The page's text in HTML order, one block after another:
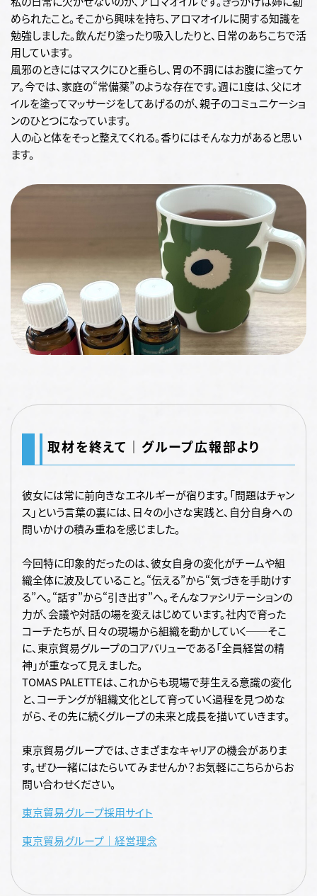
められたこと。そこから興味を持ち、アロマオイルに関する知識を
勉強しました。飲んだり塗ったり吸入したりと、日常のあちこちで活
用しています。
風邪のときにはマスクにひと垂らし、胃の不調にはお腹に塗ってケ
ア。今では、家庭の“常備薬”のような存在です。週に1度は、父にオ
イルを塗ってマッサージをしてあげるのが、親子のコミュニケーショ
ンのひとつになっています。
人の心と体をそっと整えてくれる。香りにはそんな力があると思い
ます。
取材を終えて｜グループ広報部より
彼女には常に前向きなエネルギーが宿ります。「問題はチャン
ス」という言葉の裏には、日々の小さな実践と、自分自身への
問いかけの積み重ねを感じました。
今回特に印象的だったのは、彼女自身の変化がチームや組
織全体に波及していること。“伝える”から“気づきを手助けす
る”へ。“話す”から“引き出す”へ。そんなファシリテーションの
力が、会議や対話の場を変えはじめています。社内で育った
コーチたちが、日々の現場から組織を動かしていく──そこ
に、東京貿易グループのコアバリューである「全員経営の精
神」が重なって見えました。
TOMAS PALETTEは、これからも現場で芽生える意識の変化
と、コーチングが組織文化として育っていく過程を見つめな
がら、その先に続くグループの未来と成長を描いていきます。
東京貿易グループでは、さまざまなキャリアの機会がありま
す。ぜひ一緒にはたらいてみませんか？お気軽にこちらからお
問い合わせください。
東京貿易グループ採用サイト
東京貿易グループ｜経営理念